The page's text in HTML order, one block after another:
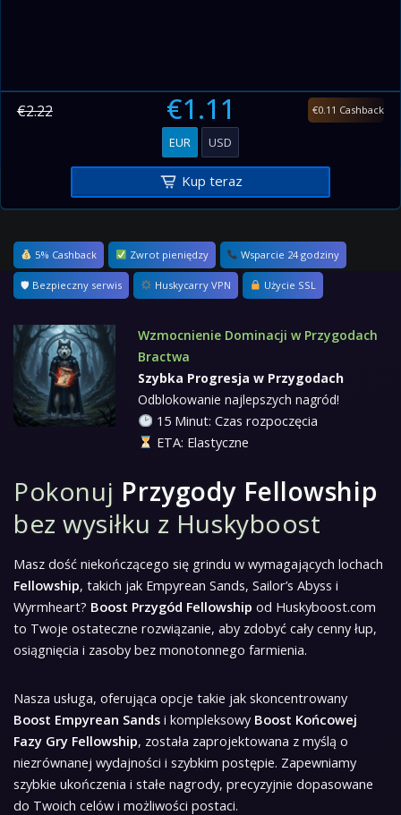
€2.22 €1.11 €0.11 Cashback
EUR USD
Kup teraz
5% Cashback Zwrot pieniędzy Wsparcie 24 godziny
🛡 Bezpieczny serwis Huskycarry VPN Użycie SSL
Wzmocnienie Dominacji w Przygodach
Bractwa
Szybka Progresja w Przygodach
Odblokowanie najlepszych nagród!
15 Minut: Czas rozpoczęcia
ETA: Elastyczne
Pokonuj Przygody Fellowship
bez wysiłku z Huskyboost
Masz dość niekończącego się grindu w wymagających lochach
Fellowship, takich jak Empyrean Sands, Sailor’s Abyss i
Wyrmheart? Boost Przygód Fellowship od Huskyboost.com
to Twoje ostateczne rozwiązanie, aby zdobyć cały cenny łup,
osiągnięcia i zasoby bez monotonnego farmienia.
Nasza usługa, oferująca opcje takie jak skoncentrowany
Boost Empyrean Sands i kompleksowy Boost Końcowej
Fazy Gry Fellowship, została zaprojektowana z myślą o
niezrównanej wydajności i szybkim postępie. Zapewniamy
szybkie ukończenia i stałe nagrody, precyzyjnie dopasowane
do Twoich celów i możliwości postaci.